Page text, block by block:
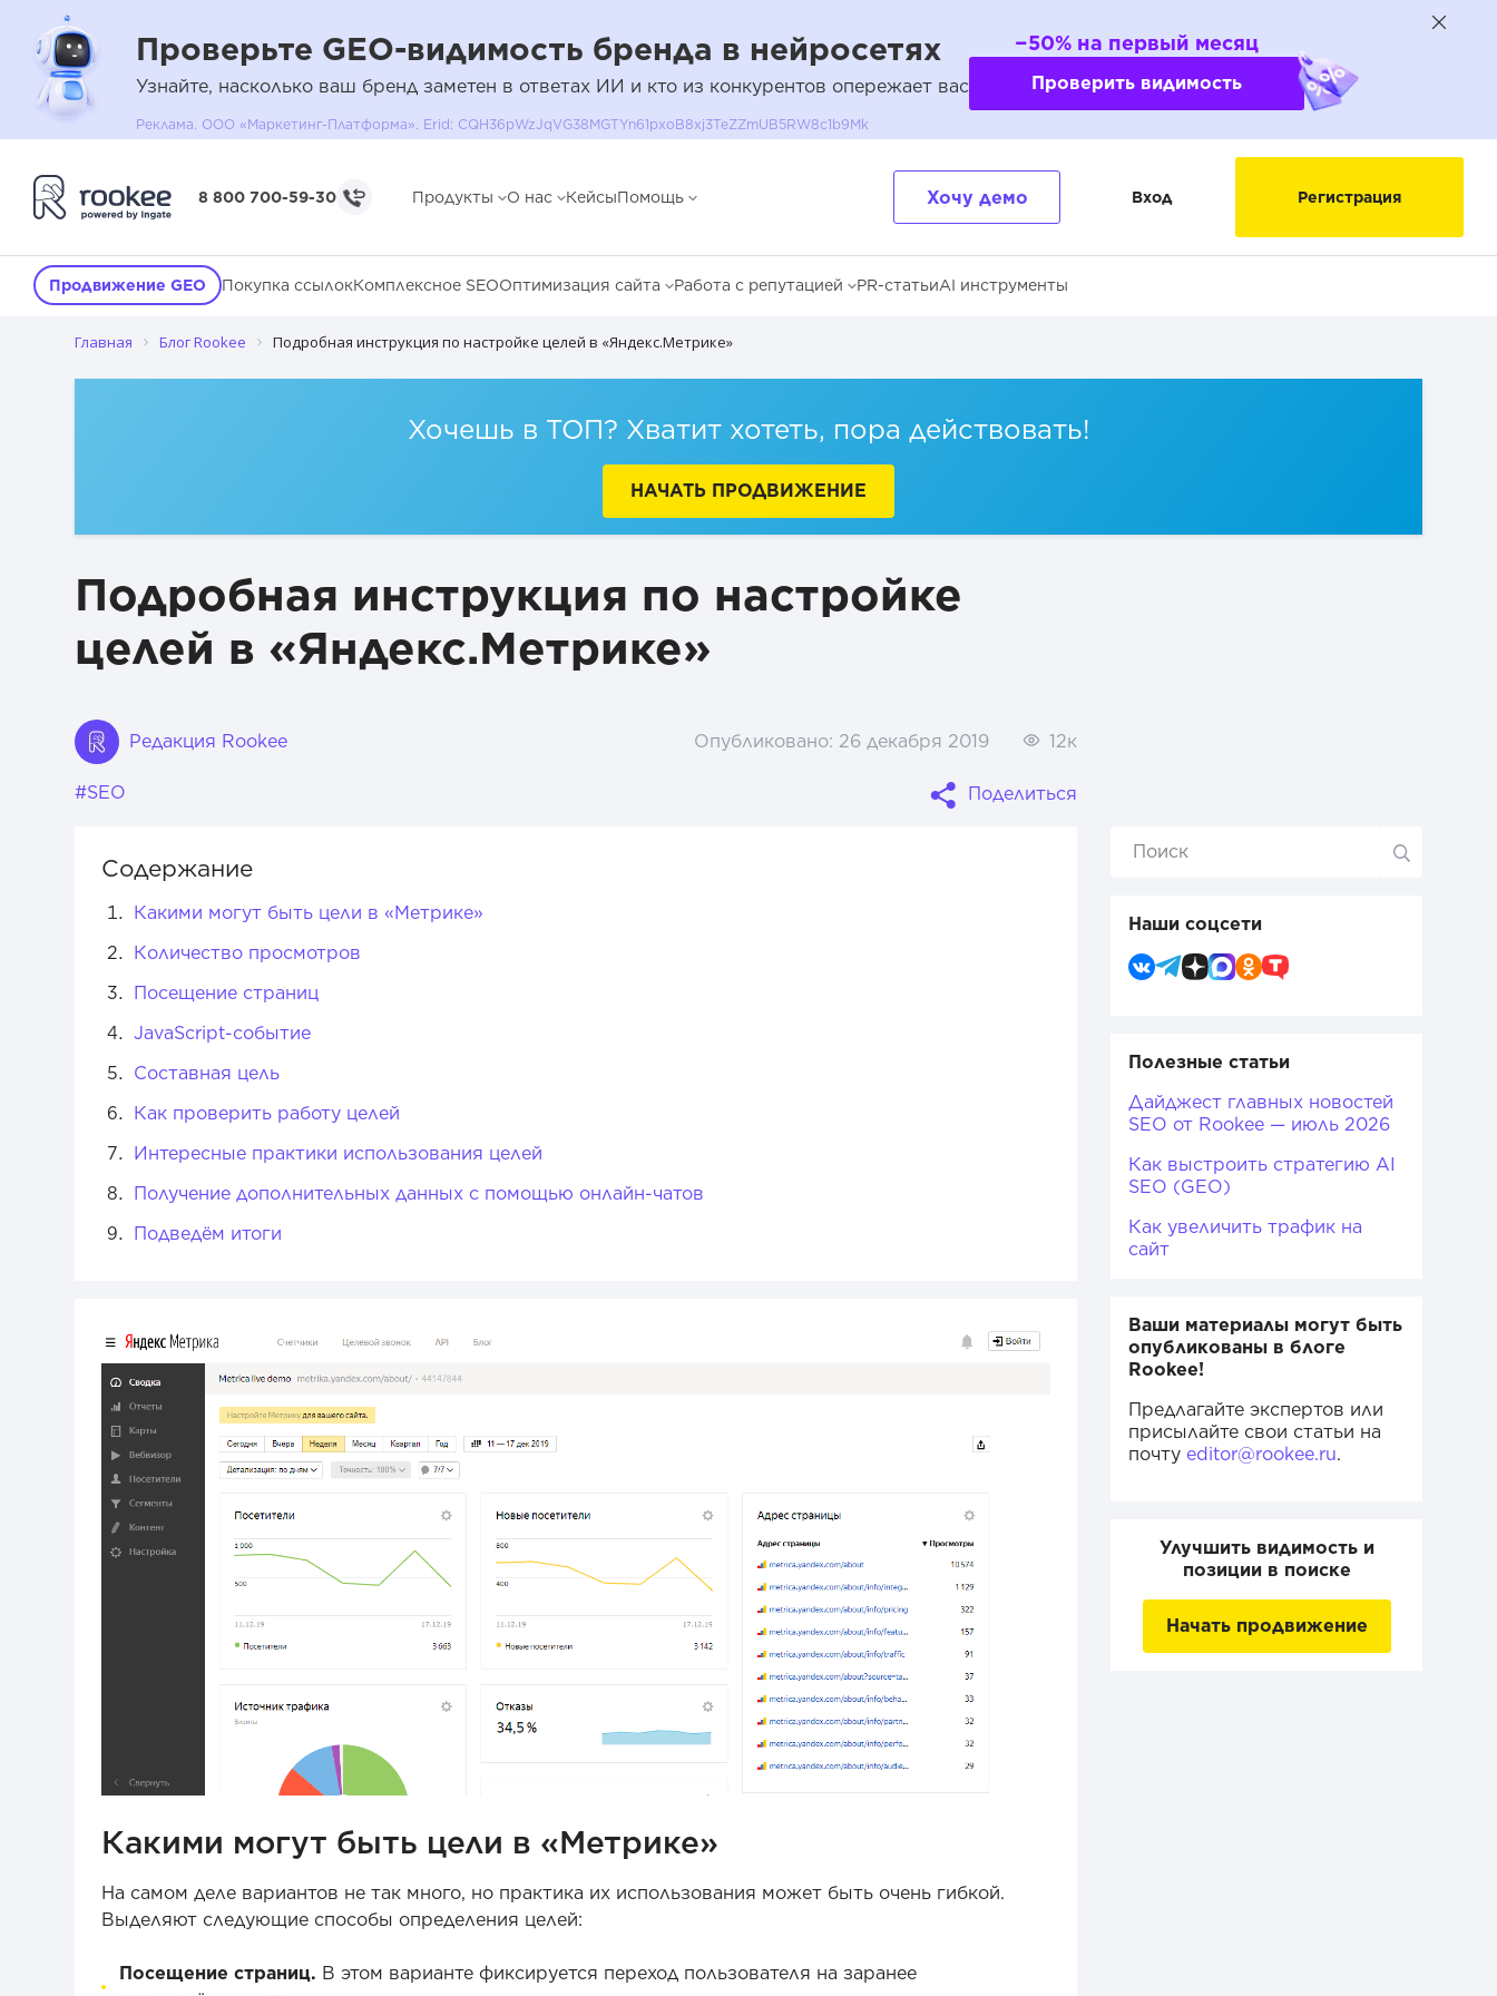
Проверьте GEO-видимость бренда в нейросетях
Узнайте, насколько ваш бренд заметен в ответах ИИ и кто из конкурентов опережает вас
Реклама. ООО «Маркетинг-Платформа». Erid: CQH36pWzJqVG38MGTYn61pxoB8xj3TeZZmUB5RW8c1b9Mk
−50% на первый месяц
Проверить видимость
8 800 700-59-30 Продукты О нас КейсыПомощь Хочу демо Вход Регистрация
Продвижение GEO Покупка ссылокКомплексное SEOОптимизация сайта Работа с репутацией PR-статьиAI инструменты
Главная Блог Rookee Подробная инструкция по настройке целей в «Яндекс.Метрике»
Хочешь в ТОП? Хватит хотеть, пора действовать!
НАЧАТЬ ПРОДВИЖЕНИЕ
Подробная инструкция по настройке
целей в «Яндекс.Метрике»
Редакция Rookee Опубликовано: 26 декабря 2019 12к
#SEO Поделиться
Содержание
Какими могут быть цели в «Метрике»
Количество просмотров
Посещение страниц
JavaScript-событие
Составная цель
Как проверить работу целей
Интересные практики использования целей
Получение дополнительных данных с помощью онлайн-чатов
Подведём итоги
Количество просмотров
Посещение страниц
JavaScript-событие
Какими могут быть цели в «Метрике»
На самом деле вариантов не так много, но практика их использования может быть очень гибкой.
Выделяют следующие способы определения целей:
Посещение страниц. В этом варианте фиксируется переход пользователя на заранее
Наши соцсети
Полезные статьи
Дайджест главных новостей
SEO от Rookee — июль 2026
Как выстроить стратегию AI
SEO (GEO)
Как увеличить трафик на
сайт
Ваши материалы могут быть
опубликованы в блоге
Rookee!
Предлагайте экспертов или
присылайте свои статьи на
почту editor@rookee.ru.
Улучшить видимость и
позиции в поиске
Начать продвижение